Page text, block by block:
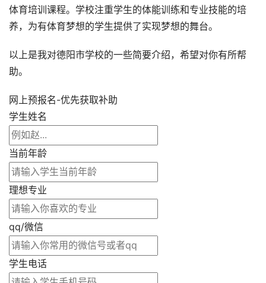
体育培训课程。学校注重学生的体能训练和专业技能的培
养，为有体育梦想的学生提供了实现梦想的舞台。
以上是我对德阳市学校的一些简要介绍，希望对你有所帮
助。
网上预报名-优先获取补助
学生姓名
当前年龄
理想专业
qq/微信
学生电话